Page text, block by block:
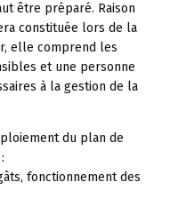
être préparé. Raison
constituée lors de la
elle comprend les
et une personne
à la gestion de la
du plan de
fonctionnement des